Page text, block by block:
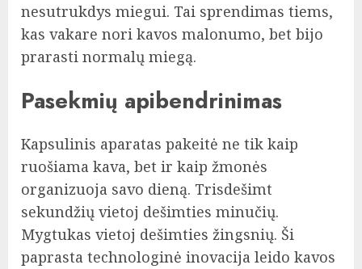
nesutrukdys miegui. Tai sprendimas tiems,
kas vakare nori kavos malonumo, bet bijo
prarasti normalų miegą.
Pasekmių apibendrinimas
Kapsulinis aparatas pakeitė ne tik kaip
ruošiama kava, bet ir kaip žmonės
organizuoja savo dieną. Trisdešimt
sekundžių vietoj dešimties minučių.
Mygtukas vietoj dešimties žingsnių. Ši
paprasta technologinė inovacija leido kavos